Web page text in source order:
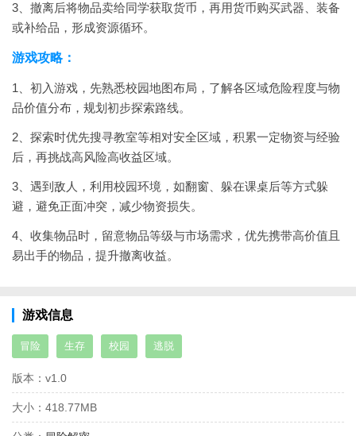
3、撤离后将物品卖给同学获取货币，再用货币购买武器、装备
或补给品，形成资源循环。
游戏攻略：
1、初入游戏，先熟悉校园地图布局，了解各区域危险程度与物
品价值分布，规划初步探索路线。
2、探索时优先搜寻教室等相对安全区域，积累一定物资与经验
后，再挑战高风险高收益区域。
3、遇到敌人，利用校园环境，如翻窗、躲在课桌后等方式躲
避，避免正面冲突，减少物资损失。
4、收集物品时，留意物品等级与市场需求，优先携带高价值且
易出手的物品，提升撤离收益。
游戏信息
冒险 生存 校园 逃脱
版本： v1.0
大小： 418.77MB